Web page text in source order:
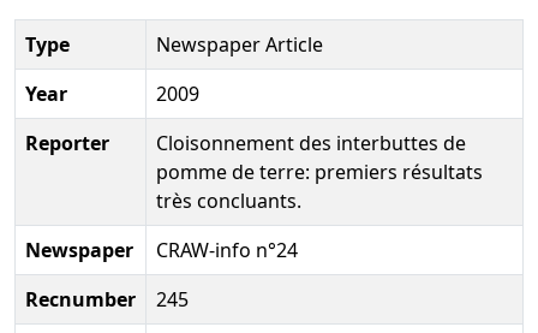
Type
Newspaper Article
Year
2009
Reporter
Cloisonnement des interbuttes de
pomme de terre: premiers résultats
très concluants.
Newspaper
CRAW-info n°24
Recnumber
245